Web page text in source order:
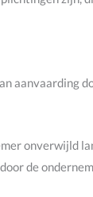
aanvaarding
onverwijld
de